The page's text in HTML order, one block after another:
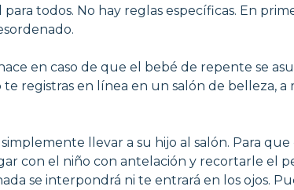
todos. No hay reglas específicas. En
en caso de que el bebé de repente se
registras en línea en un salón de belleza,
llevar a su hijo al salón. Para
con el niño con antelación y recortarle el
se interpondrá ni te entrará en los ojos.